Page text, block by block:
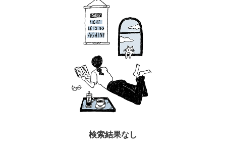
検索結果なし